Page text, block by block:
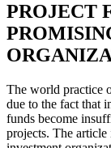
PROJECT
The world practice
due to the fact that
funds become
projects. The